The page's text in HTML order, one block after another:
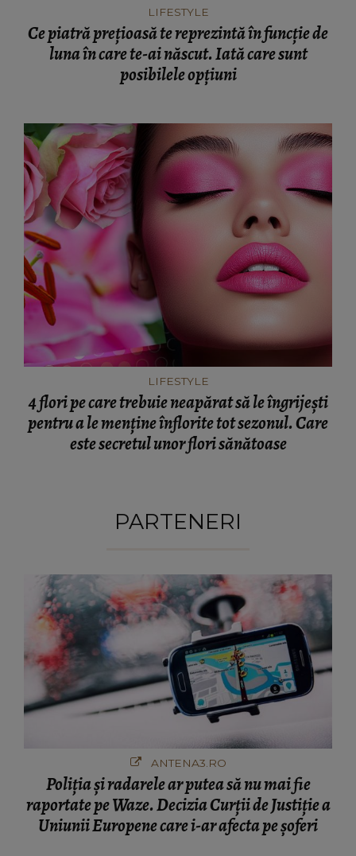
LIFESTYLE
Ce piatră prețioasă te reprezintă în funcție de
luna în care te-ai născut. Iată care sunt
posibilele opțiuni
LIFESTYLE
4 flori pe care trebuie neapărat să le îngrijești
pentru a le menține înflorite tot sezonul. Care
este secretul unor flori sănătoase
PARTENERI
ANTENA3.RO
Poliţia şi radarele ar putea să nu mai fie
raportate pe Waze. Decizia Curţii de Justiție a
Uniunii Europene care i-ar afecta pe şoferi